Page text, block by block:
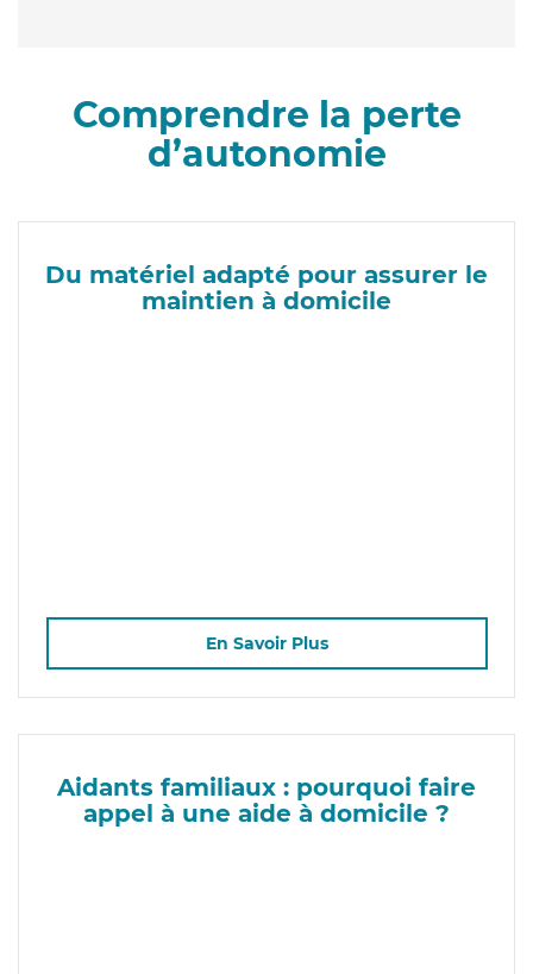
Comprendre la perte
d’autonomie
Du matériel adapté pour assurer le
maintien à domicile
En Savoir Plus
Aidants familiaux : pourquoi faire
appel à une aide à domicile ?